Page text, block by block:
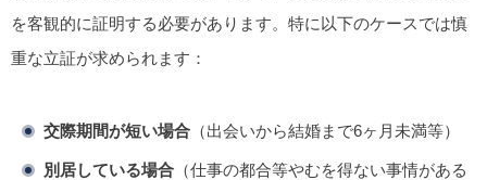
を客観的に証明する必要があります。特に以下のケースでは慎
重な立証が求められます：
交際期間が短い場合 （出会いから結婚まで6ヶ月未満等）
別居している場合 （仕事の都合等やむを得ない事情がある